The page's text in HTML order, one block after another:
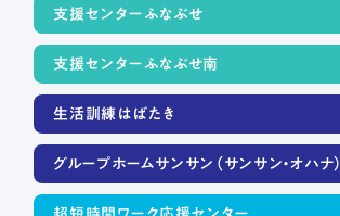
支援センターふなぶせ
支援センターふなぶせ南
生活訓練はばたき
グループホームサンサン（サンサン・オハナ）